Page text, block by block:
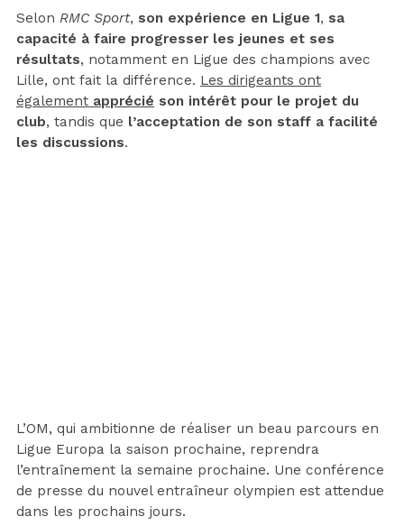
Selon RMC Sport, son expérience en Ligue 1, sa
capacité à faire progresser les jeunes et ses
résultats, notamment en Ligue des champions avec
Lille, ont fait la différence. Les dirigeants ont
également apprécié son intérêt pour le projet du
club, tandis que l’acceptation de son staff a facilité
les discussions.
L’OM, qui ambitionne de réaliser un beau parcours en
Ligue Europa la saison prochaine, reprendra
l’entraînement la semaine prochaine. Une conférence
de presse du nouvel entraîneur olympien est attendue
dans les prochains jours.